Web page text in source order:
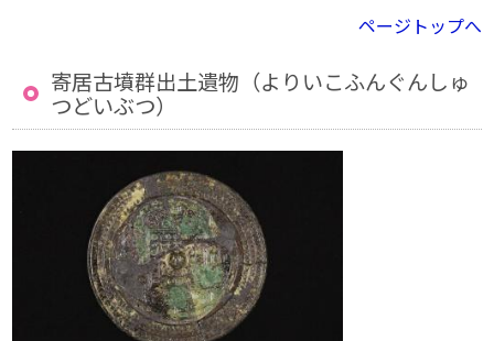
ページトップへ
寄居古墳群出土遺物（よりいこふんぐんしゅ
つどいぶつ）